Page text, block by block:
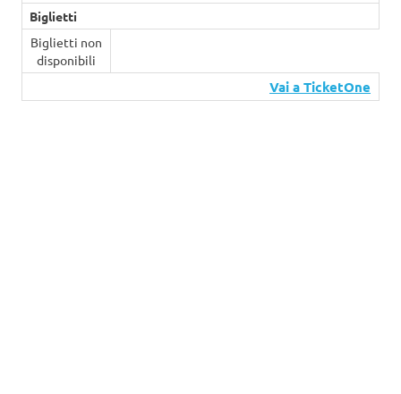
Biglietti
Biglietti non
disponibili
Vai a TicketOne